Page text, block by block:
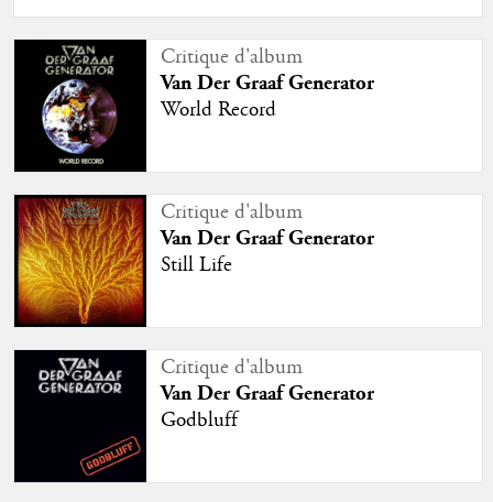
Critique d'album
Van Der Graaf Generator
World Record
Critique d'album
Van Der Graaf Generator
Still Life
Critique d'album
Van Der Graaf Generator
Godbluff